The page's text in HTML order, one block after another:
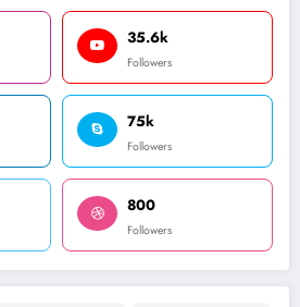
35.6k
Followers
75k
Followers
800
Followers